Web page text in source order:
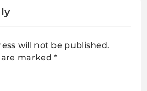
will not be published.
are marked*